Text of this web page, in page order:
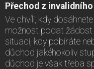
Přechod z
Ve chvíli, kdy
možnost podat
situaci, kdy pobíráte
důchod jakéhokoliv
důchod je však třeba